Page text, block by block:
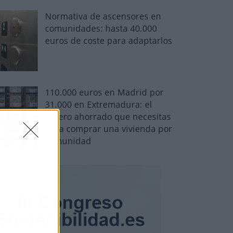
Normativa de ascensores en
comunidades: hasta 40.000
euros de coste para adaptarlos
110.000 euros en Madrid por
31.000 en Extremadura: el
dinero ahorrado que necesitas
para comprar una vivienda por
comunidad